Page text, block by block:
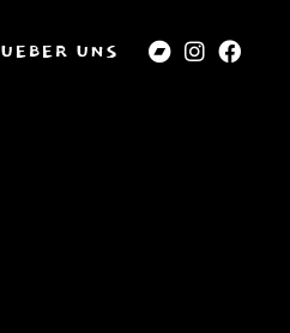
UEBER UNS